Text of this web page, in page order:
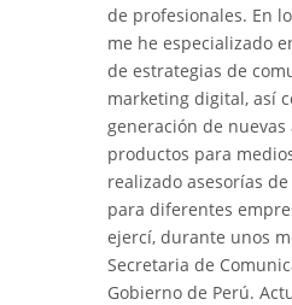
de profesionales. En
me he especializado
de estrategias de
marketing digital, así
generación de
productos para
realizado asesorías
para diferentes
ejercí, durante unos
Secretaria de
Gobierno de Perú.